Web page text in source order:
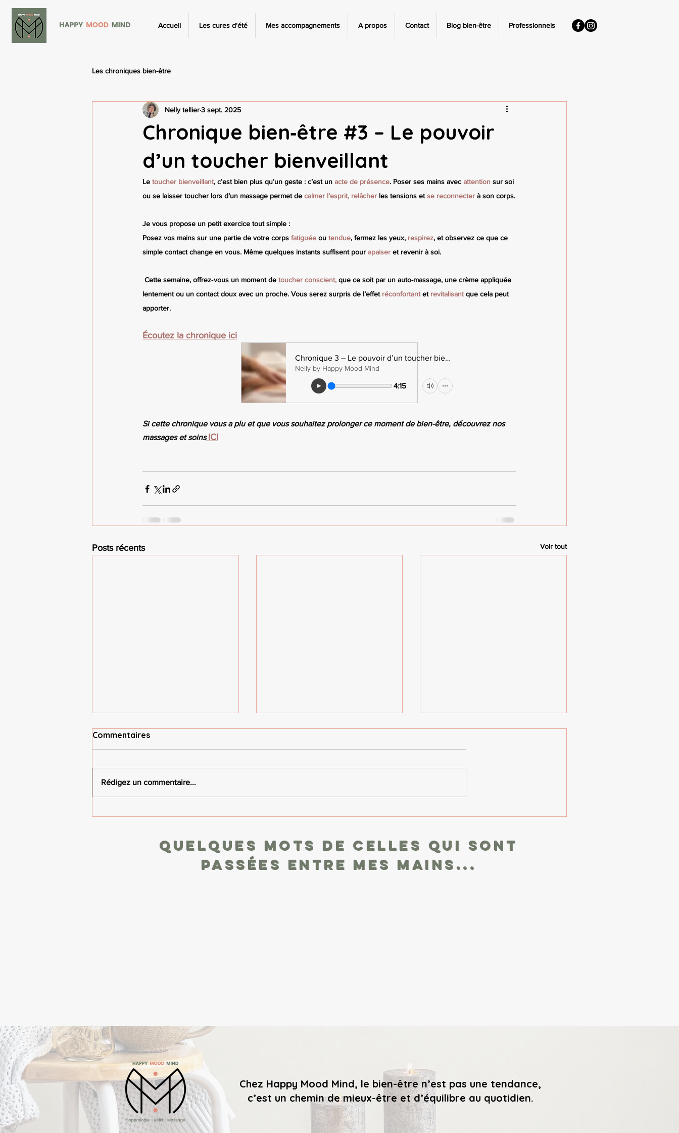
Accueil Les cures d'été Mes accompagnements A propos Contact Blog bien-être Professionnels
Les chroniques bien-être
Chronique bien‑être #3 – Le pouvoir
d’un toucher bienveillant
Nelly tellier3 sept. 2025
Le toucher bienveillant, c’est bien plus qu’un geste : c’est un acte de présence. Poser ses mains avec attention sur soi
ou se laisser toucher lors d’un massage permet de calmer l’esprit, relâcher les tensions et se reconnecter à son corps.
Je vous propose un petit exercice tout simple :
Posez vos mains sur une partie de votre corps fatiguée ou tendue, fermez les yeux, respirez, et observez ce que ce
simple contact change en vous. Même quelques instants suffisent pour apaiser et revenir à soi.
Cette semaine, offrez‑vous un moment de toucher conscient, que ce soit par un auto-massage, une crème appliquée
lentement ou un contact doux avec un proche. Vous serez surpris de l’effet réconfortant et revitalisant que cela peut
apporter.
Écoutez la chronique ici
Chronique 3 – Le pouvoir d’un toucher bienveillant
Nelly by Happy Mood Mind
4:15
Si cette chronique vous a plu et que vous souhaitez prolonger ce moment de bien-être, découvrez nos
massages et soins ICI
Posts récents Voir tout
Chronique bien‑être #5 – La
vers soi
relaxation , deux approches
complémentaires pour apaiser le
Chronique bien‑être #4 –
corps , la respiration , les
Chronique bien-être #2 – Le
redécouvrir votre souffle , ce
Commentaires
Rédigez un commentaire...
Quelques mots de celles qui sont
passées entre mes mains...
Chez Happy Mood Mind, le bien-être n’est pas une tendance,
c’est un chemin de mieux-être et d’équilibre au quotidien.